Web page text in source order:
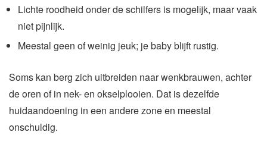
Lichte roodheid onder de schilfers is mogelijk, maar vaak
niet pijnlijk.
Meestal geen of weinig jeuk; je baby blijft rustig.
Soms kan berg zich uitbreiden naar wenkbrauwen, achter
de oren of in nek- en okselplooien. Dat is dezelfde
huidaandoening in een andere zone en meestal
onschuldig.